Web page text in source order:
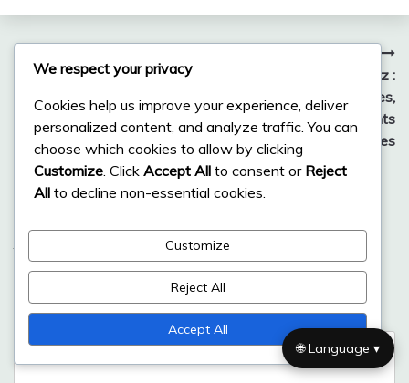
Post
Javier Mascherano : Histoire
de vie, Influences précoces,
Maxi Rodríguez :
Contributions internationales,
Honneurs de club, Moments
mémorables
Your email address will not be published.
are marked*
Comment*
We respect your privacy
Cookies help us improve your experience, deliver
personalized content, and analyze traffic. You can
choose which cookies to allow by clicking
Customize . Click Accept All to consent or Reject
All to decline non-essential cookies.
Customize
Reject All
Accept All
🌐 Language ▾